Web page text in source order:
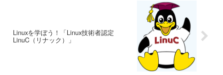
Linuxを学ぼう！「Linux技術者認定
LinuC（リナック）」